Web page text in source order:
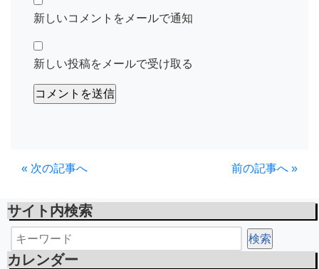
新しいコメントをメールで通知
新しい投稿をメールで受け取る
前の記事へ »
« 次の記事へ
サイト内検索
カレンダー